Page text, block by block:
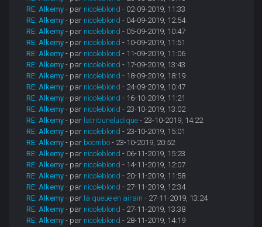
RE: Alkemy - par nicoleblond - 02-09-2019, 11:33
RE: Alkemy - par nicoleblond - 04-09-2019, 12:54
RE: Alkemy - par nicoleblond - 05-09-2019, 10:47
RE: Alkemy - par nicoleblond - 10-09-2019, 11:51
RE: Alkemy - par nicoleblond - 11-09-2019, 11:06
RE: Alkemy - par nicoleblond - 17-09-2019, 13:43
RE: Alkemy - par nicoleblond - 18-09-2019, 18:19
RE: Alkemy - par nicoleblond - 24-09-2019, 10:47
RE: Alkemy - par nicoleblond - 16-10-2019, 11:21
RE: Alkemy - par nicoleblond - 23-10-2019, 13:02
RE: Alkemy - par latribuneludique - 23-10-2019, 14:22
RE: Alkemy - par nicoleblond - 23-10-2019, 15:01
RE: Alkemy - par boombo - 23-10-2019, 20:52
RE: Alkemy - par nicoleblond - 06-11-2019, 15:23
RE: Alkemy - par nicoleblond - 14-11-2019, 12:07
RE: Alkemy - par nicoleblond - 20-11-2019, 11:58
RE: Alkemy - par nicoleblond - 27-11-2019, 12:34
RE: Alkemy - par la queue en airain - 27-11-2019, 13:24
RE: Alkemy - par nicoleblond - 27-11-2019, 13:38
RE: Alkemy - par nicoleblond - 28-11-2019, 14:19